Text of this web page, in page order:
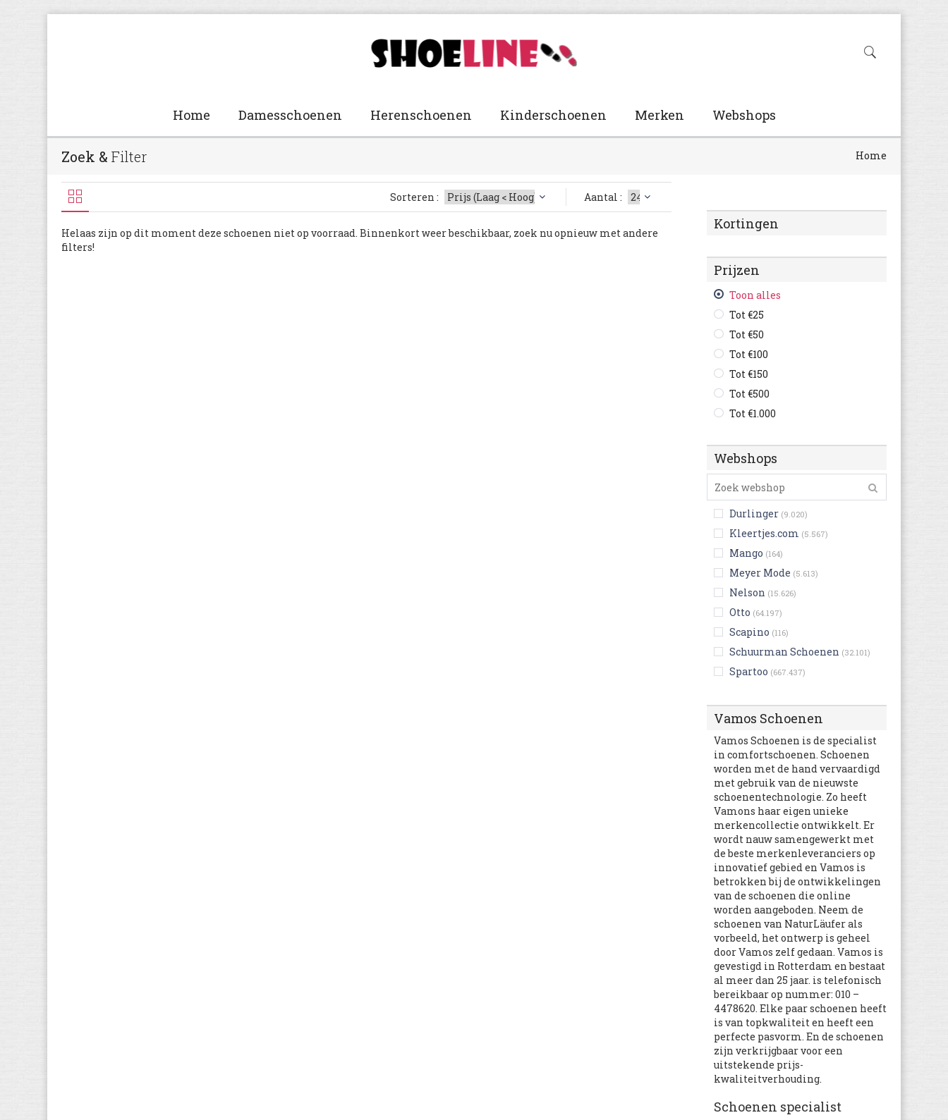
Home Damesschoenen Herenschoenen Kinderschoenen Merken Webshops
Zoek & Filter Home
Kortingen
Prijzen
Toon alles
Tot €25
Tot €50
Tot €100
Tot €150
Tot €500
Tot €1.000
Webshops
Durlinger (9.020)
Kleertjes.com (5.567)
Mango (164)
Meyer Mode (5.613)
Nelson (15.626)
Otto (64.197)
Scapino (116)
Schuurman Schoenen (32.101)
Spartoo (667.437)
Ulla Popken
Van Haren (934)
America Today(5)
BK Footwear (549)
Boohoo(4.038)
Clarks(6.294)
Converse(5.882)
Happy Size(17.270)
Lascana (810)
Littlesoho(230)
Mooiesneakers(6.251)
Nickis(1.907)
Shoesme (1.728)
SneakerOutlet
Sneakersenzo(2.928)
Your look for less(771)
Vamos Schoenen
Vamos Schoenen is de specialist
in comfortschoenen. Schoenen
worden met de hand vervaardigd
met gebruik van de nieuwste
schoenentechnologie. Zo heeft
Vamons haar eigen unieke
merkencollectie ontwikkelt. Er
wordt nauw samengewerkt met
de beste merkenleveranciers op
innovatief gebied en Vamos is
betrokken bij de ontwikkelingen
van de schoenen die online
worden aangeboden. Neem de
schoenen van NaturLäufer als
vorbeeld, het ontwerp is geheel
door Vamos zelf gedaan. Vamos is
gevestigd in Rotterdam en bestaat
al meer dan 25 jaar. is telefonisch
bereikbaar op nummer: 010 –
4478620. Elke paar schoenen heeft
is van topkwaliteit en heeft een
perfecte pasvorm. En de schoenen
zijn verkrijgbaar voor een
uitstekende prijs-
kwaliteitverhouding.
Schoenen specialist
Sorteren : Aantal :
Helaas zijn op dit moment deze schoenen niet op voorraad. Binnenkort weer beschikbaar, zoek nu opnieuw met andere
filters!